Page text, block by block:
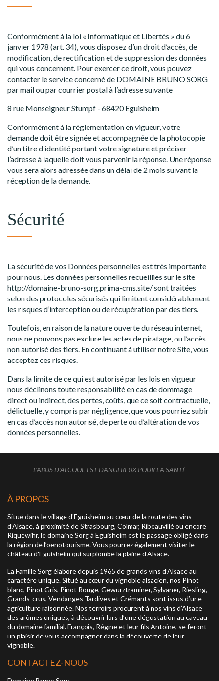
Conformément à la loi « Informatique et Libertés » du 6
janvier 1978 (art. 34), vous disposez d’un droit d’accès, de
modification, de rectification et de suppression des données
qui vous concernent. Pour exercer ce droit, vous pouvez
contacter le service concerné de DOMAINE BRUNO SORG
par mail ou par courrier postal à l’adresse suivante :
8 rue Monseigneur Stumpf - 68420 Eguisheim
Conformément à la réglementation en vigueur, votre
demande doit être signée et accompagnée de la photocopie
d’un titre d’identité portant votre signature et préciser
l’adresse à laquelle doit vous parvenir la réponse. Une réponse
vous sera alors adressée dans un délai de 2 mois suivant la
réception de la demande.
Sécurité
La sécurité de vos Données personnelles est très importante
pour nous. Les données personnelles recueillies sur le site
http://domaine-bruno-sorg.prima-cms.site/ sont traitées
selon des protocoles sécurisés qui limitent considérablement
les risques d’interception ou de récupération par des tiers.
Toutefois, en raison de la nature ouverte du réseau internet,
nous ne pouvons pas exclure les actes de piratage, ou l’accès
non autorisé des tiers. En continuant à utiliser notre Site, vous
acceptez ces risques.
Dans la limite de ce qui est autorisé par les lois en vigueur
nous déclinons toute responsabilité en cas de dommage
direct ou indirect, des pertes, coûts, que ce soit contractuelle,
délictuelle, y compris par négligence, que vous pourriez subir
en cas d’accès non autorisé, de perte ou d’altération de vos
données personnelles.
L'ABUS D'ALCOOL EST DANGEREUX POUR LA SANTÉ
À PROPOS
Situé dans le village d'Eguisheim au cœur de la route des vins
d’Alsace, à proximité de Strasbourg, Colmar, Ribeauvillé ou encore
Riquewihr, le domaine Sorg à Eguisheim est le passage obligé dans
la région de l’oenotourisme. Vous pourrez également visiter le
château d'Eguisheim qui surplombe la plaine d’Alsace.
La Famille Sorg élabore depuis 1965 de grands vins d’Alsace au
caractère unique. Situé au cœur du vignoble alsacien, nos Pinot
blanc, Pinot Gris, Pinot Rouge, Gewurztraminer, Sylvaner, Riesling,
Grands-crus, Vendanges Tardives et Crémants sont issus d’une
agriculture raisonnée. Nos terroirs procurent à nos vins d’Alsace
des arômes uniques, à découvrir lors d’une dégustation au caveau
du domaine familial. François, Régine et leur fils Antoine, se feront
un plaisir de vous accompagner dans la découverte de leur
vignoble.
CONTACTEZ-NOUS